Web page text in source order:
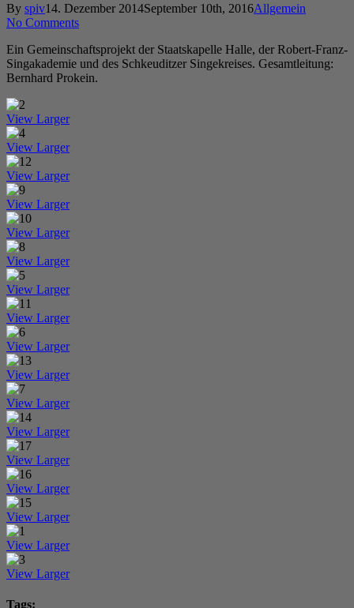
By spiv14. Dezember 2014September 10th, 2016Allgemein
No Comments
Ein Gemeinschaftsprojekt der Staatskapelle Halle, der Robert-Franz-
Singakademie und des Schkeuditzer Singekreises. Gesamtleitung:
Bernhard Prokein.
View Larger
View Larger
View Larger
View Larger
View Larger
View Larger
View Larger
View Larger
View Larger
View Larger
View Larger
View Larger
View Larger
View Larger
View Larger
View Larger
View Larger
Tags: